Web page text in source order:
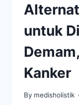
untuk
Kanker
By medisholistik